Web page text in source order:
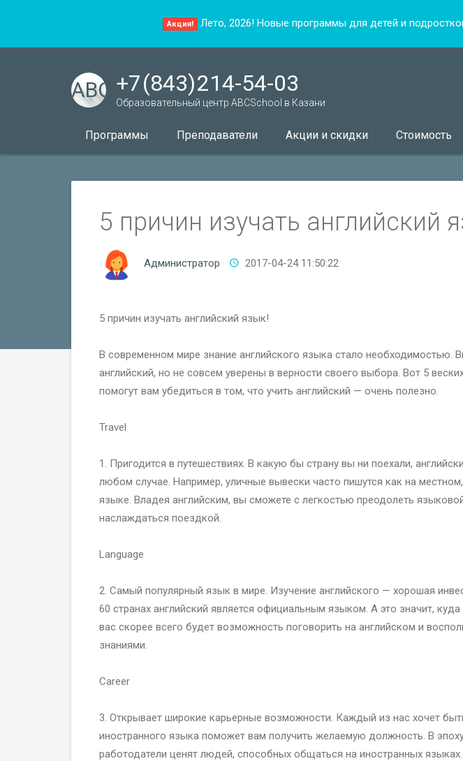
Акция! Лето, 2026! Новые программы для детей и
ABC +7 (843) 214-54-03
Образовательный центр ABCSchool в Казани
Программы Преподаватели Акции и скидки Стоимость
5 причин изучать английский
Администратор 2017-04-24 11:50:22
5 причин изучать английский язык!
В современном мире знание английского языка стало необходимостью.
английский, но не совсем уверены в верности своего выбора. Вот 5
помогут вам убедиться в том, что учить английский — очень полезно.
Travel
1. Пригодится в путешествиях. В какую бы страну вы ни поехали,
любом случае. Например, уличные вывески часто пишутся как на
языке. Владея английским, вы сможете с легкостью преодолеть
наслаждаться поездкой.
Language
2. Самый популярный язык в мире. Изучение английского — хорошая
60 странах английский является официальным языком. А это значит,
вас скорее всего будет возможность поговорить на английском и
знаниями.
Career
3. Открывает широкие карьерные возможности. Каждый из нас хочет
иностранного языка поможет вам получить желаемую должность. В
работодатели ценят людей, способных общаться на иностранных языках.